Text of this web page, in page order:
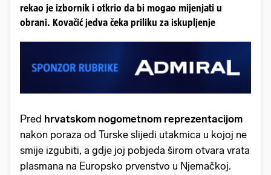
rekao je izbornik i otkrio da bi mogao mijenjati u
obrani. Kovačić jedva čeka priliku za iskupljenje
Pred hrvatskom nogometnom reprezentacijom
nakon poraza od Turske slijedi utakmica u kojoj ne
smije izgubiti, a gdje joj pobjeda širom otvara vrata
plasmana na Europsko prvenstvo u Njemačkoj.